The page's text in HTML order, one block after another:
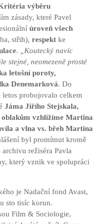
výběru
zásady, které Pavel
úroveň všech
střih), respekt ke
.
„Koutecký navíc
stejné, neomezeně prosté
letošní poroty,
Denemarková. Do
letos probojovalo celkem
Jáma Jiřího Stejskala,
vzhlížíme Martina
a vlna vs. břeh Martina
byl promítnut kromě
režiséra Pavla
který vznik ve spolupráci
je Nadační fond Avast,
sto tisíc korun.
Film & Sociologie,